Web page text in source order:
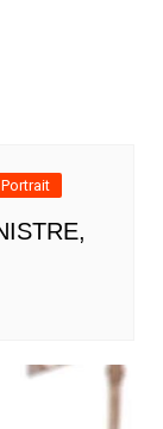
Portrait